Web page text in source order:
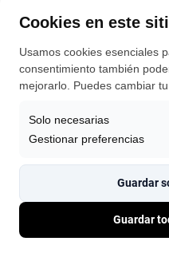
Cookies en este
Usamos cookies esenciales
consentimiento también
mejorarlo. Puedes cambiar
Solo necesarias
Gestionar preferencias
Guardar
Guardar